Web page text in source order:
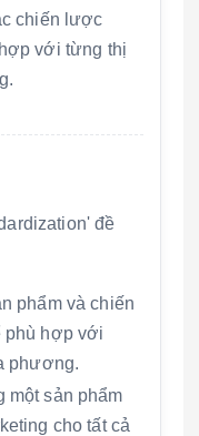
chiến lược
với từng thị
đề
phẩm và chiến
phù hợp với
phương.
một sản phẩm
cho tất cả